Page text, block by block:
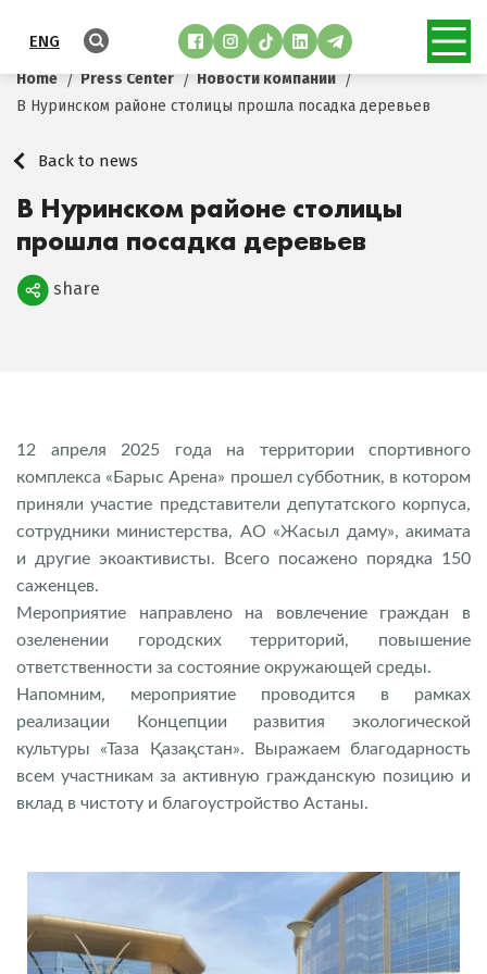
ENG
Home Press Center
Новости компании
В Нуринском районе столицы прошла посадка деревьев
Back to news
В Нуринском районе столицы
прошла посадка деревьев
Поделиться
share
12 апреля 2025 года на территории спортивного
комплекса «Барыс Арена» прошел субботник, в котором
приняли участие представители депутатского корпуса,
сотрудники министерства, АО «Жасыл даму», акимата
и другие экоактивисты. Всего посажено порядка 150
саженцев.
Мероприятие направлено на вовлечение граждан в
озеленении городских территорий, повышение
ответственности за состояние окружающей среды.
Напомним, мероприятие проводится в рамках
реализации Концепции развития экологической
культуры «Таза Қазақстан». Выражаем благодарность
всем участникам за активную гражданскую позицию и
вклад в чистоту и благоустройство Астаны.